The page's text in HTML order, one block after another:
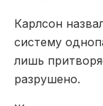
Карлсон
систему
лишь
разрушено.